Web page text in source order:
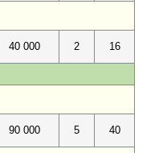
40 000 2 16
90 000 5 40